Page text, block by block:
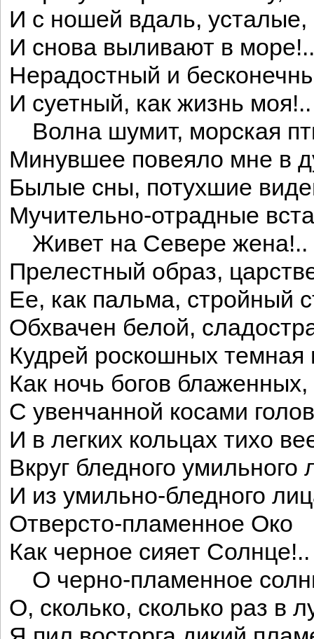
И с ношей вдаль, усталые,
И снова выливают в море!..
Нерадостный и
И суетный, как жизнь моя!..
Волна шумит, морская
Минувшее повеяло мне в
Былые сны, потухшие
Мучительно-отрадные
Живет на Севере жена!..
Прелестный образ,
Ее, как пальма, стройный
Обхвачен белой,
Кудрей роскошных темная
Как ночь богов блаженных,
С увенчанной косами
И в легких кольцах тихо
Вкруг бледного умильного
И из умильно-бледного
Отверсто-пламенное Око
Как черное сияет Солнце!..
О черно-пламенное
О, сколько, сколько раз в